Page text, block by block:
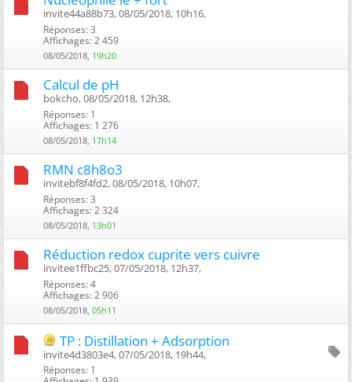
invite44a88b73, 08/05/2018, 10h16, ‎
Réponses: 3
Affichages: 2 459
08/05/2018, 19h20
Calcul de pH
bokcho, 08/05/2018, 12h38, ‎
Réponses: 1
Affichages: 1 276
08/05/2018, 17h14
RMN c8h8o3
invitebf8f4fd2, 08/05/2018, 10h07, ‎
Réponses: 3
Affichages: 2 324
08/05/2018, 13h01
Réduction redox cuprite vers cuivre
invitee1ffbc25, 07/05/2018, 12h37, ‎
Réponses: 4
Affichages: 2 906
08/05/2018, 05h11
TP : Distillation + Adsorption
invite4d3803e4, 07/05/2018, 19h44, ‎
Réponses: 1